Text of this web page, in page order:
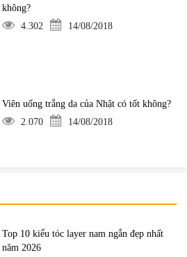
không?
4.302
14/08/2018
Viên uống trắng da của Nhật có tốt không?
2.070
14/08/2018
Top 10 kiểu tóc layer nam ngắn đẹp nhất
năm 2026